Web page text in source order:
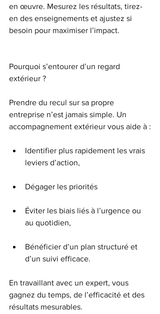
en œuvre. Mesurez les résultats, tirez-
en des enseignements et ajustez si
besoin pour maximiser l’impact.
Pourquoi s’entourer d’un regard
extérieur ?
Prendre du recul sur sa propre
entreprise n’est jamais simple. Un
accompagnement extérieur vous aide à :
Identifier plus rapidement les vrais
leviers d’action,
Dégager les priorités
Éviter les biais liés à l’urgence ou
au quotidien,
Bénéficier d’un plan structuré et
d’un suivi efficace.
En travaillant avec un expert, vous
gagnez du temps, de l’efficacité et des
résultats mesurables.